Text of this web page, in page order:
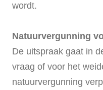
wordt.
Natuurvergunning
De uitspraak gaat in
vraag of voor het
natuurvergunning